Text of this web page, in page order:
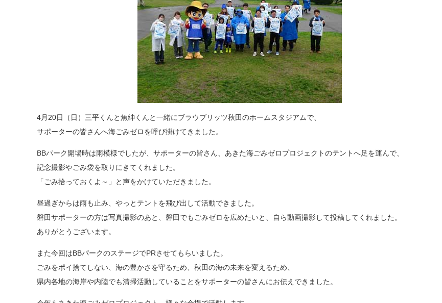
4月20日（日）三平くんと魚紳くんと一緒にブラウブリッツ秋田のホームスタジアムで、
サポーターの皆さんへ海ごみゼロを呼び掛けてきました。
BBパーク開場時は雨模様でしたが、サポーターの皆さん、あきた海ごみゼロプロジェクトのテントへ足を運んで、
記念撮影やごみ袋を取りにきてくれました。
「ごみ拾っておくよ～」と声をかけていただきました。
昼過ぎからは雨も止み、やっとテントを飛び出して活動できました。
磐田サポーターの方は写真撮影のあと、磐田でもごみゼロを広めたいと、自ら動画撮影して投稿してくれました。
ありがとうございます。
また今回はBBパークのステージでPRさせてもらいました。
ごみをポイ捨てしない、海の豊かさを守るため、秋田の海の未来を変えるため、
県内各地の海岸や内陸でも清掃活動していることをサポーターの皆さんにお伝えできました。